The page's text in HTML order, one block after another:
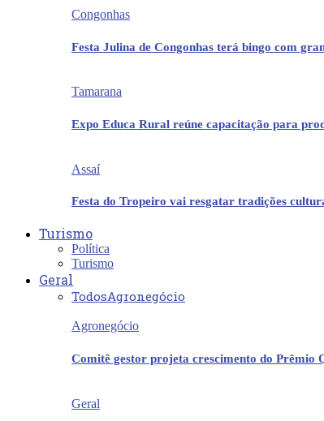
Congonhas
Festa Julina de Congonhas terá bingo com
Tamarana
Expo Educa Rural reúne capacitação para
Assaí
Festa do Tropeiro vai resgatar tradições
Turismo
Política
Turismo
Geral
TodosAgronegócio
Agronegócio
Comitê gestor projeta crescimento do Prêmio
Geral